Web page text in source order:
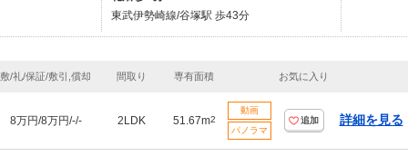
東武伊勢崎線/谷塚駅 歩43分
敷/礼/保証/敷引,償却 間取り 専有面積 お気に入り
8万円/8万円/-/- 2LDK 51.67m2
動画
パノラマ
追加 詳細を見る